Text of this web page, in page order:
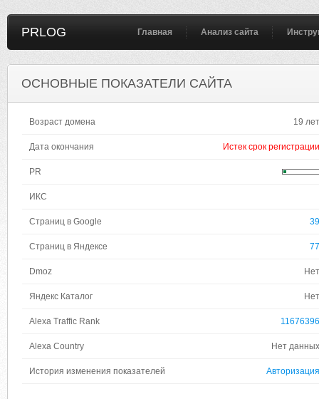
PRLOG Главная Анализ сайта
ОСНОВНЫЕ ПОКАЗАТЕЛИ САЙТА
Возраст домена 19 лет
Дата окончания Истек срок регистрации
PR
ИКС
Страниц в Google 39
Страниц в Яндексе 77
Dmoz Нет
Яндекс Каталог Нет
Alexa Traffic Rank 11676396
Alexa Country Нет данных
История изменения показателей Авторизация